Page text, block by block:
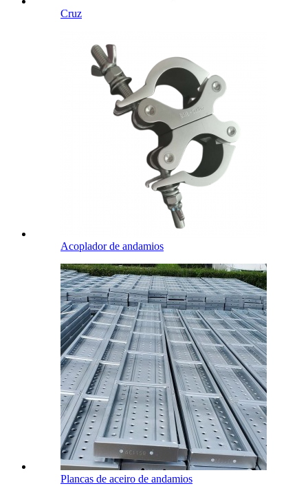
Cruz
Acoplador de andamios
Plancas de aceiro de andamios